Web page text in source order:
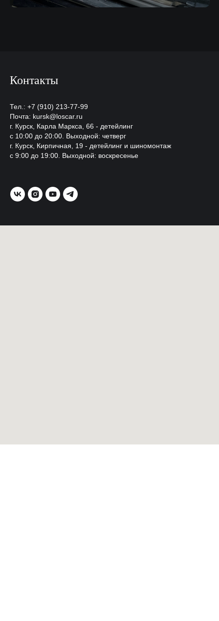
Контакты
Тел.: +7 (910) 213-77-99
Почта: kursk@loscar.ru
г. Курск, Карла Маркса, 66 - детейлинг
с 10:00 до 20:00. Выходной: четверг
г. Курск, Кирпичная, 19 - детейлинг и шиномонтаж
с 9:00 до 19:00. Выходной: воскресенье